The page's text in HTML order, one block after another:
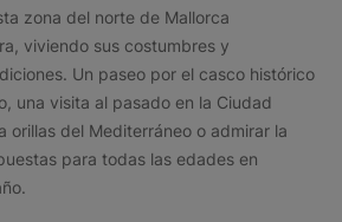
zona del norte de Mallorca
viviendo sus costumbres y
Un paseo por el casco histórico
una visita al pasado en la Ciudad
orillas del Mediterráneo o admirar la
para todas las edades en